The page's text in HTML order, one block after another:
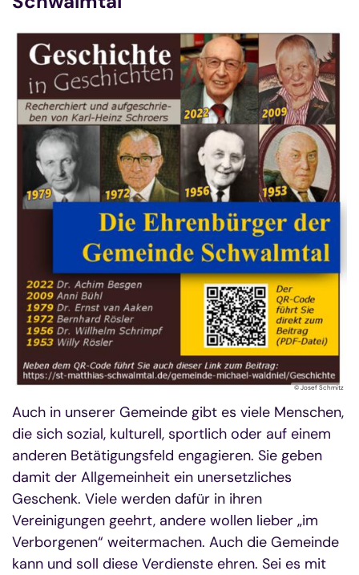
© Josef Schmitz
Auch in unserer Gemeinde gibt es viele Menschen,
die sich sozial, kulturell, sportlich oder auf einem
anderen Betätigungsfeld engagieren. Sie geben
damit der Allgemeinheit ein unersetzliches
Geschenk. Viele werden dafür in ihren
Vereinigungen geehrt, andere wollen lieber „im
Verborgenen“ weitermachen. Auch die Gemeinde
kann und soll diese Verdienste ehren. Sei es mit